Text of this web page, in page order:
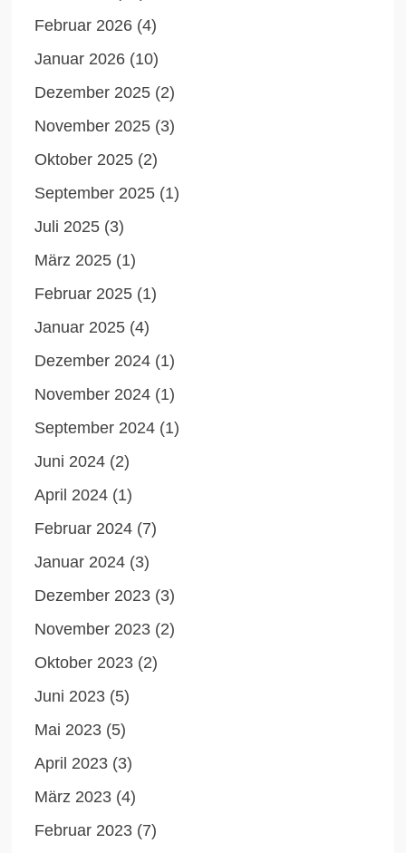
Februar 2026 (4)
Januar 2026 (10)
Dezember 2025 (2)
November 2025 (3)
Oktober 2025 (2)
September 2025 (1)
Juli 2025 (3)
März 2025 (1)
Februar 2025 (1)
Januar 2025 (4)
Dezember 2024 (1)
November 2024 (1)
September 2024 (1)
Juni 2024 (2)
April 2024 (1)
Februar 2024 (7)
Januar 2024 (3)
Dezember 2023 (3)
November 2023 (2)
Oktober 2023 (2)
Juni 2023 (5)
Mai 2023 (5)
April 2023 (3)
März 2023 (4)
Februar 2023 (7)